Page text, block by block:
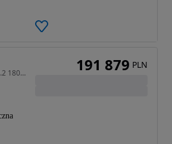
2184 cm3 • 180 KM • Extra Long L2H1 Business AT8 2.2 180KM !! Kamera Cofania !! Alufelgi 191 879 PLN